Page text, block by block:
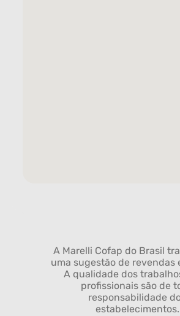
A Marelli Cofap do Brasil
uma sugestão de revendas
A qualidade dos
profissionais são de
responsabilidade
estabelecimentos.